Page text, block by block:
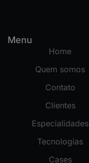
Menu
Home
Quem somos
Contato
Clientes
Especialidades
Tecnologias
Cases